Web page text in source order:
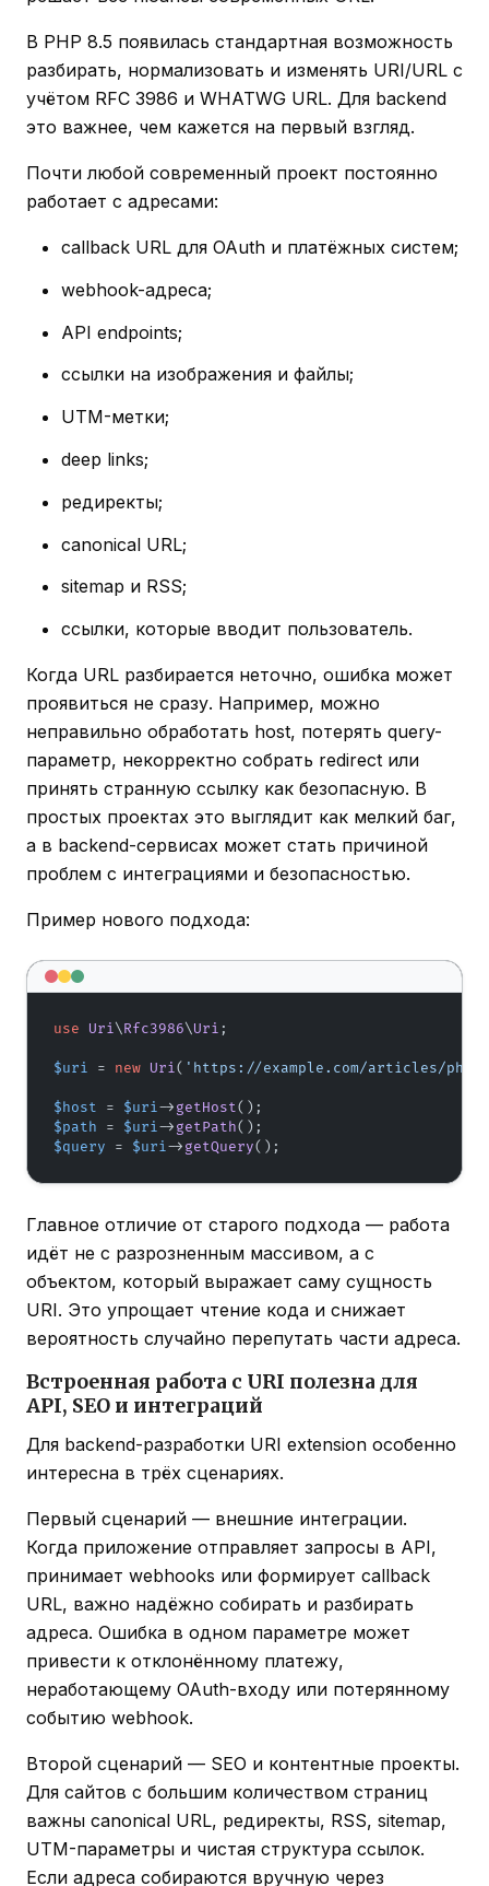
В PHP 8.5 появилась стандартная возможность
разбирать, нормализовать и изменять URI/URL с
учётом RFC 3986 и WHATWG URL. Для backend
это важнее, чем кажется на первый взгляд.
Почти любой современный проект постоянно
работает с адресами:
callback URL для OAuth и платёжных систем;
webhook-адреса;
API endpoints;
ссылки на изображения и файлы;
UTM-метки;
deep links;
редиректы;
canonical URL;
sitemap и RSS;
ссылки, которые вводит пользователь.
Когда URL разбирается неточно, ошибка может
проявиться не сразу. Например, можно
неправильно обработать host, потерять query-
параметр, некорректно собрать redirect или
принять странную ссылку как безопасную. В
простых проектах это выглядит как мелкий баг,
а в backend-сервисах может стать причиной
проблем с интеграциями и безопасностью.
Пример нового подхода:
use Uri\Rfc3986\Uri ;
$uri = new Uri( 'https://example.com/articles/php-
$host = $uri->getHost
$path = $uri->getPath
$query = $uri->getQuery();
Главное отличие от старого подхода — работа
идёт не с разрозненным массивом, а с
объектом, который выражает саму сущность
URI. Это упрощает чтение кода и снижает
вероятность случайно перепутать части адреса.
Встроенная работа с URI полезна для
API, SEO и интеграций
Для backend-разработки URI extension особенно
интересна в трёх сценариях.
Первый сценарий — внешние интеграции.
Когда приложение отправляет запросы в API,
принимает webhooks или формирует callback
URL, важно надёжно собирать и разбирать
адреса. Ошибка в одном параметре может
привести к отклонённому платежу,
неработающему OAuth-входу или потерянному
событию webhook.
Второй сценарий — SEO и контентные проекты.
Для сайтов с большим количеством страниц
важны canonical URL, редиректы, RSS, sitemap,
UTM-параметры и чистая структура ссылок.
Если адреса собираются вручную через